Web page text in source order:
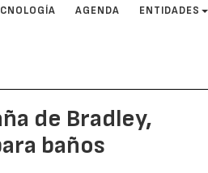
AGENDA ENTIDADES
de Bradley,
baños